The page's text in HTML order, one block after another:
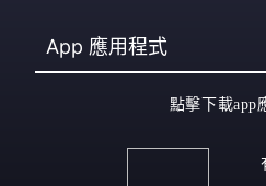
App 應用程式
點擊下載app